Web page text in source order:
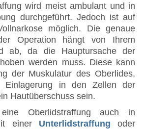
wird meist ambulant und in
durchgeführt. Jedoch ist auf
möglich. Die genaue
Operation hängt von Ihrem
ab, da die Hauptursache der
werden muss. Diese kann
der Muskulatur des Oberlides,
Einlagerung in den Zellen der
Hautüberschuss sein.
Oberlidstraffung auch in
einer Unterlidstraffung oder